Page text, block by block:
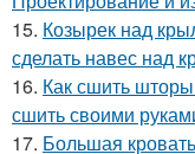
15. Козырек над
сделать навес над
16. Как сшить
сшить своими
17. Большая